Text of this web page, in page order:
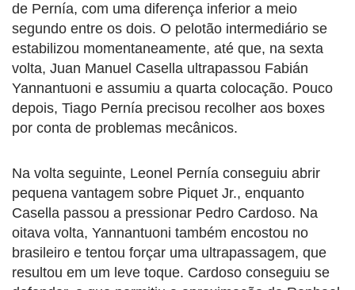
de Pernía, com uma diferença inferior a meio
segundo entre os dois. O pelotão intermediário se
estabilizou momentaneamente, até que, na sexta
volta, Juan Manuel Casella ultrapassou Fabián
Yannantuoni e assumiu a quarta colocação. Pouco
depois, Tiago Pernía precisou recolher aos boxes
por conta de problemas mecânicos.
Na volta seguinte, Leonel Pernía conseguiu abrir
pequena vantagem sobre Piquet Jr., enquanto
Casella passou a pressionar Pedro Cardoso. Na
oitava volta, Yannantuoni também encostou no
brasileiro e tentou forçar uma ultrapassagem, que
resultou em um leve toque. Cardoso conseguiu se